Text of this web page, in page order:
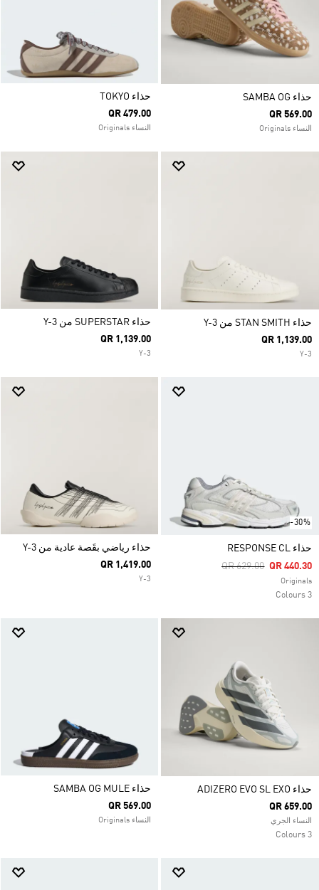
حذاء SAMBA OG
QR 569.00
النساء Originals
حذاء TOKYO
QR 479.00
النساء Originals
حذاء STAN SMITH من Y-3
QR 1,139.00
Y-3
حذاء SUPERSTAR من Y-3
QR 1,139.00
Y-3
-30%
حذاء RESPONSE CL
Price Reduced From
QR 629.00ToQR 440.30
Originals
3 Colours
حذاء رياضي بقَصة عادية من Y-3
QR 1,419.00
Y-3
حذاء ADIZERO EVO SL EXO
QR 659.00
النساء الجري
3 Colours
حذاء SAMBA OG MULE
QR 569.00
النساء Originals